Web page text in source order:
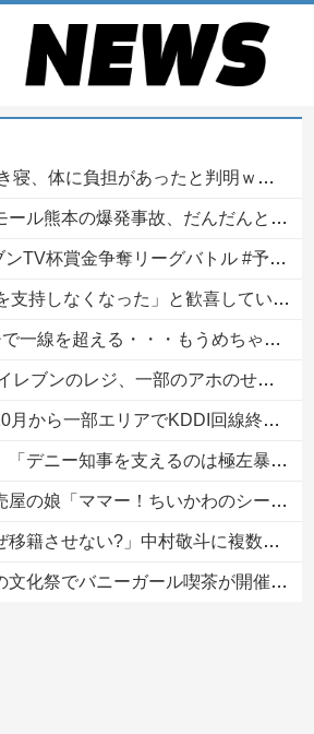
体に負担があったと判明ｗｗｗｗｗｗｗ
故、だんだんとイオン側が悪いんじゃないかという世論になってしまう
賞金争奪リーグバトル #予選Bブロック・Part1
」と歓喜していた左派、だが高市内閣が消費税減税を実現した結果……
線を超える・・・もうめちゃくちゃ他
のレジ、一部のアホのせいでこうなってしまう
リアでKDDI回線終了へ…自前設備への投資拡大不可避
知事を支えるのは極左暴力集団」発言で大炎上ｗｗｗ
ー！ちいかわのシール貼ったよー！」親「！！！！！！」
ァー！ランスが46億円要求でまさかの残留の可能性浮上！現地サポの本音がこれ！【海外の反応】
祭でバニーガール喫茶が開催された結果